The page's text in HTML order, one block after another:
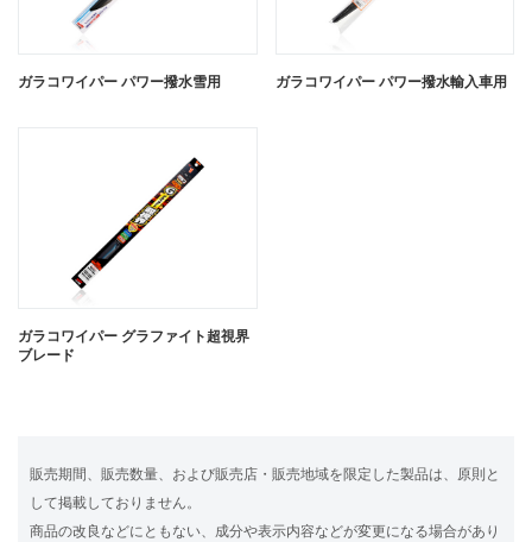
ガラコワイパー パワー撥水雪用 ガラコワイパー パワー撥水輸入車用
ガラコワイパー グラファイト超視界
ブレード
販売期間、販売数量、および販売店・販売地域を限定した製品は、原則と
して掲載しておりません。
商品の改良などにともない、成分や表示内容などが変更になる場合があり